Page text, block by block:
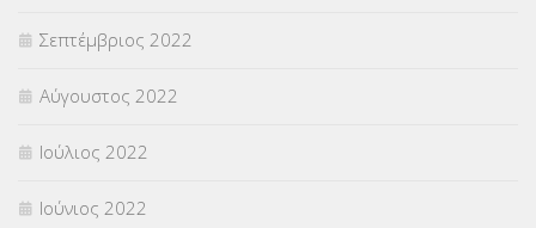
Σεπτέμβριος 2022
Αύγουστος 2022
Ιούλιος 2022
Ιούνιος 2022